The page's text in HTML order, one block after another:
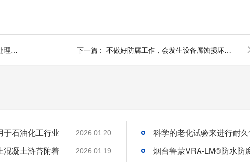
鲁蒙乙烯基酯防腐涂料应用于污水处理厂的防腐涂料 下一篇： 不做好防腐工作，会发生设备腐蚀损坏造成经济损失
于石油化工行业 2026.01.20
混凝土浒苔附着 2026.01.19